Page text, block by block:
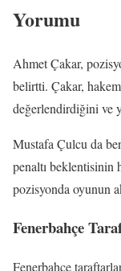
Yorumu
Ahmet Çakar,
belirtti. Çakar,
değerlendirdiğini ve
Mustafa Çulcu da
penaltı beklentisinin
pozisyonda oyunun
Fenerbahçe
Fenerbahçe